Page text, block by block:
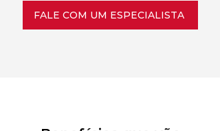
FALE COM UM ESPECIALISTA